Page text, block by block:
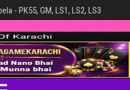
- PK55, GM, LS1, LS2, LS3